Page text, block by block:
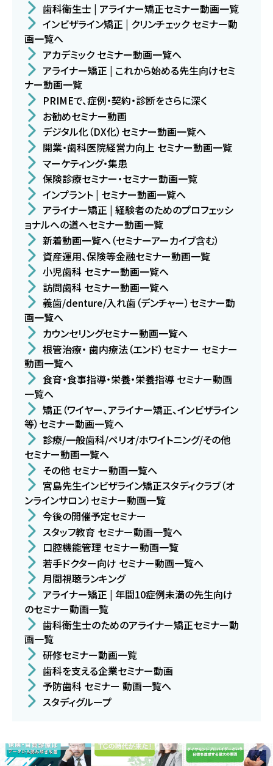
歯科衛生士 | アライナー矯正セミナー動画一覧
インビザライン矯正 | クリンチェック セミナー動
画一覧へ
アカデミック セミナー動画一覧へ
アライナー矯正 | これから始める先生向けセミ
ナー動画一覧
PRIMEで、症例・契約・診断をさらに深く
お勧めセミナー動画
デジタル化（DX化）セミナー動画一覧へ
開業・歯科医院経営力向上 セミナー動画一覧
マーケティング・集患
保険診療セミナー・セミナー動画一覧
インプラント | セミナー動画一覧へ
アライナー矯正 | 経験者のためのプロフェッシ
ョナルへの道へセミナー動画一覧
新着動画一覧へ（セミナーアーカイブ含む）
資産運用、保険等金融セミナー動画一覧
小児歯科 セミナー動画一覧へ
訪問歯科 セミナー動画一覧へ
義歯/denture/入れ歯（デンチャー）セミナー動
画一覧へ
カウンセリングセミナー動画一覧へ
根管治療・ 歯内療法（エンド）セミナー セミナー
動画一覧へ
食育・食事指導・栄養・栄養指導 セミナー動画
一覧へ
矯正（ワイヤー、アライナー矯正、インビザライン
等）セミナー動画一覧へ
診療/一般歯科/ペリオ/ホワイトニング/その他
セミナー動画一覧へ
その他 セミナー動画一覧へ
宮島先生インビザライン矯正スタディクラブ（オ
ンラインサロン）セミナー動画一覧
今後の開催予定セミナー
スタッフ教育 セミナー動画一覧へ
口腔機能管理 セミナー動画一覧
若手ドクター向け セミナー動画一覧へ
月間視聴ランキング
アライナー矯正 | 年間10症例未満の先生向け
のセミナー動画一覧
歯科衛生士のためのアライナー矯正セミナー動
画一覧
研修セミナー動画一覧
歯科を支える企業セミナー動画
予防歯科 セミナー 動画一覧へ
スタディグループ